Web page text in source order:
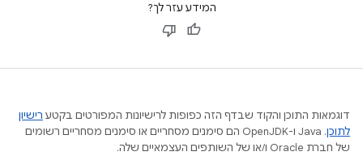
המידע עזר לך?
דוגמאות התוכן והקוד שבדף הזה כפופות לרישיונות המפורטים בקטע רישיון
לתוכן
.‏ Java ו-OpenJDK הם סימנים מסחריים או סימנים מסחריים רשומים
של חברת Oracle ו/או של השותפים העצמאיים שלה.